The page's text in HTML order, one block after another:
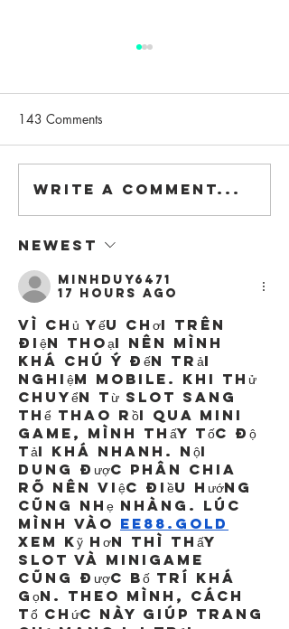
We are on DETAIL
#3.2021
143 Comments
Write a comment...
Newest
minhduy6471
17 hours ago
Vì chủ yếu chơi trên
điện thoại nên mình
khá chú ý đến trải
nghiệm mobile. Khi thử
chuyển từ slot sang
thể thao rồi qua mini
game, mình thấy tốc độ
tải khá nhanh. Nội
dung được phân chia
rõ nên việc điều hướng
cũng nhẹ nhàng. Lúc
mình vào ee88.gold
xem kỹ hơn thì thấy
slot và minigame
cũng được bố trí khá
gọn. Theo mình, cách
tổ chức này giúp trang